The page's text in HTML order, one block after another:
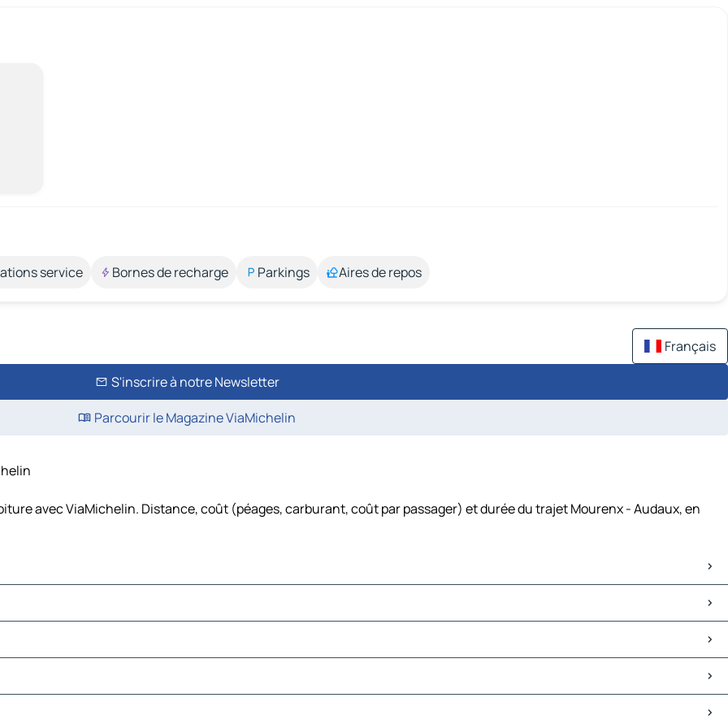
service Bornes de recharge Parkings Aires de repos
Français
S'inscrire à notre Newsletter
Parcourir le Magazine ViaMichelin
avec ViaMichelin. Distance, coût (péages, carburant, coût par passager) et durée du trajet Mourenx - Audaux, en